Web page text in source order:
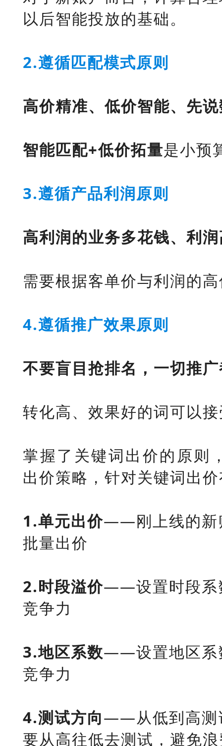
以后智能投放的基础。
2.遵循匹配模式原则
高价精准、低价智能、先
智能匹配+低价拓量是小预
3.遵循产品利润原则
高利润的业务多花钱、利
需要根据客单价与利润的
4.遵循推广效果原则
不要盲目抢排名，一切推
转化高、效果好的词可以
掌握了关键词出价的原则
出价策略，针对关键词出
1.单元出价——刚上线的新
批量出价
2.时段溢价——设置时段系
竞争力
3.地区系数——设置地区系
竞争力
4.测试方向——从低到高测
要从高往低去测试，避免